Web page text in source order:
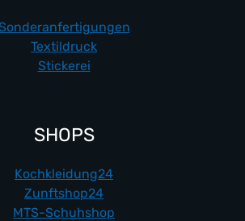
Textildruck
Stickerei
SHOPS
Kochkleidung24
Zunftshop24
MTS-Schuhshop